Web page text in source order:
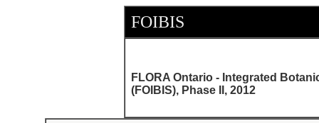
FOIBIS
FLORA Ontario - Integrated
(FOIBIS), Phase II, 2012